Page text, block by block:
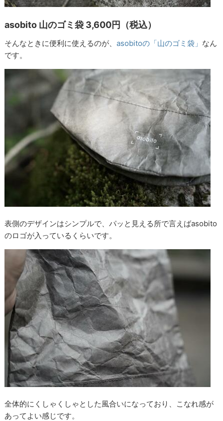
asobito 山のゴミ袋 3,600円（税込）
そんなときに便利に使えるのが、asobitoの「山のゴミ袋」 なん
です。
表側のデザインはシンプルで、パッと見える所で言えばasobito
のロゴが入っているくらいです。
全体的にくしゃくしゃとした風合いになっており、こなれ感が
あってよい感じです。